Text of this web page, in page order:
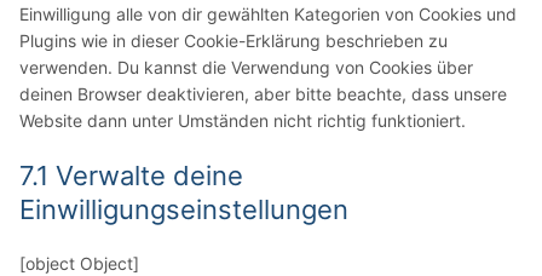
Einwilligung alle von dir gewählten Kategorien von Cookies und
Plugins wie in dieser Cookie-Erklärung beschrieben zu
verwenden. Du kannst die Verwendung von Cookies über
deinen Browser deaktivieren, aber bitte beachte, dass unsere
Website dann unter Umständen nicht richtig funktioniert.
7.1 Verwalte deine
Einwilligungseinstellungen
[object Object]